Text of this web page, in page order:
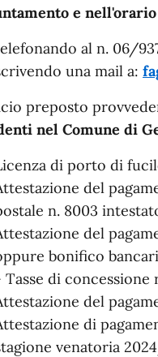
e nell'orario
al n. 06/
una mail a:
preposto
nel Comune di
di porto di
del
n. 8003
del
bonifico
Tasse di concessione
del
di
venatoria 2024